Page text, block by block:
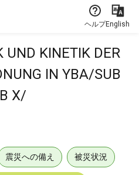
ヘルプEnglish
UND KINETIK DER
IN YBA/SUB
X/
震災への備え 被災状況